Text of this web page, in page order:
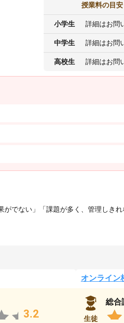
授業料の目安
小学生 詳細はお問
中学生 詳細はお問
高校生 詳細はお問
がでない」「課題が多く、管理しき
3.2
オンライン
生徒
総合